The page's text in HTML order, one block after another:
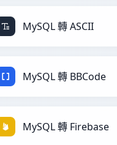
MySQL 轉 ASCII
MySQL 轉 BBCode
MySQL 轉 Firebase